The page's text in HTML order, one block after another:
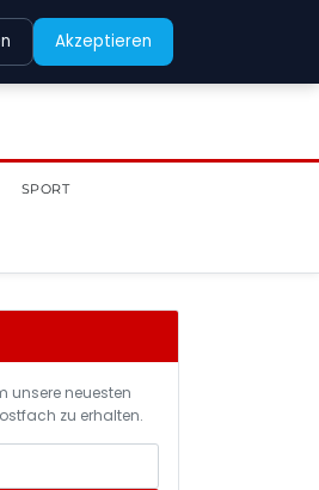
SPORT
unsere neuesten
zu erhalten.
Akzeptieren